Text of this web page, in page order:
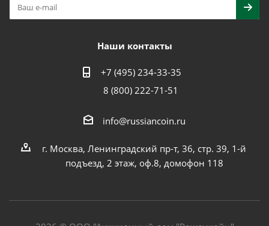
Наши контакты
+7 (495) 234-33-35
8 (800) 222-71-51
info@russiancoin.ru
г. Москва, Ленинградский пр-т, 36, стр. 39, 1-й
подъезд, 2 этаж, оф.8, домофон 118